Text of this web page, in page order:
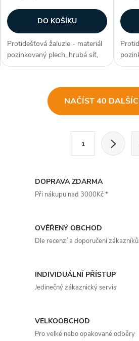
DO KOŠÍKU
Protidešťová žaluzie - materiál
pozinkovaný plech, hrubá síť,
efektivní plocha sef 0,59 m²,
možnosti lakování RAL, zakryje
stavební otvory, užívané...
NAČÍST 40
1
DOPRAVA ZDARMA
Při nákupu nad 3000Kč *
OVĚŘENÝ OBCHOD
Dle recenzí a doporučení zákazníků
INDIVIDUÁLNÍ PŘÍSTUP
Jedinečný zákaznický servis
VELKOOBCHOD
Pro velké nebo opakované odběry